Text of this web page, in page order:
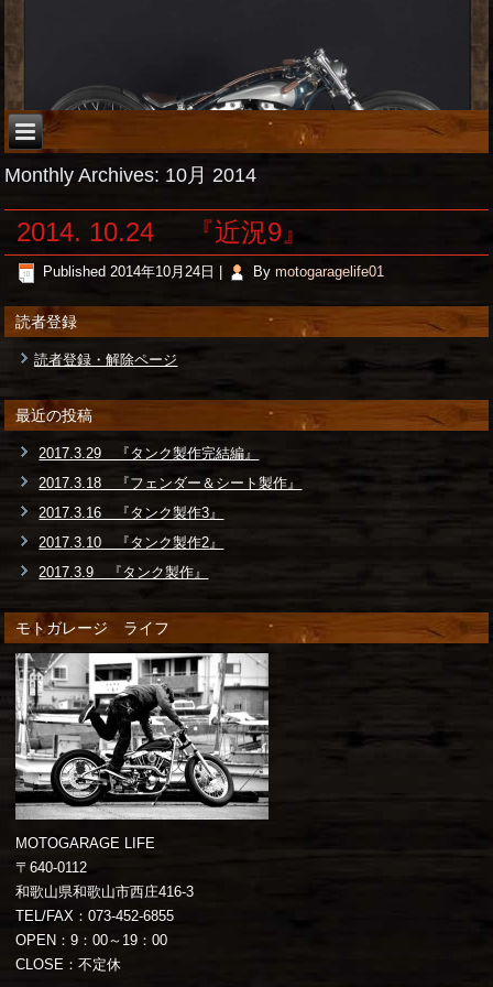
Monthly Archives: 10月 2014
2014. 10.24 『近況9』
Published 2014年10月24日 By motogaragelife01
読者登録
読者登録・解除ページ
最近の投稿
2017.3.29 『タンク製作完結編』
2017.3.18 『フェンダー＆シート製作』
2017.3.16 『タンク製作3』
2017.3.10 『タンク製作2』
2017.3.9 『タンク製作』
モトガレージ ライフ
MOTOGARAGE LIFE
〒640-0112
和歌山県和歌山市西庄416-3
TEL/FAX：073-452-6855
OPEN：9：00～19：00
CLOSE：不定休